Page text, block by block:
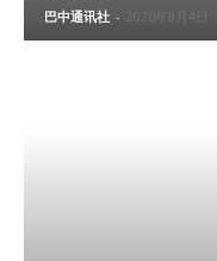
巴中通讯社 - 2026年8月4日